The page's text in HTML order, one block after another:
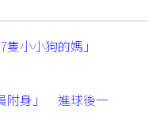
隻小小狗的媽」
附身」 進球後一